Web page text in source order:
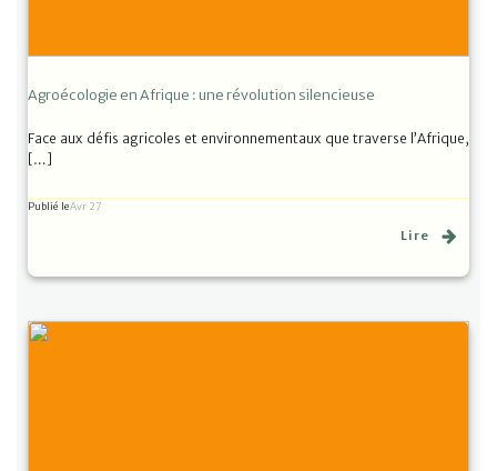
Agroécologie en Afrique : une révolution silencieuse
Face aux défis agricoles et environnementaux que traverse l’Afrique,
[…]
Publié leAvr 27
Lire